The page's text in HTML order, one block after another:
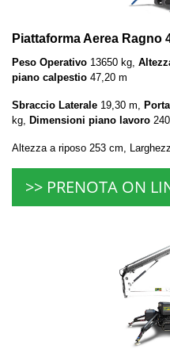
Piattaforma Aerea Ragno
Peso Operativo 13650 kg,
piano calpestio 47,20 m
Sbraccio Laterale 19,30 m,
kg, Dimensioni piano lavoro
Altezza a riposo 253 cm,
>> PRENOTA ON